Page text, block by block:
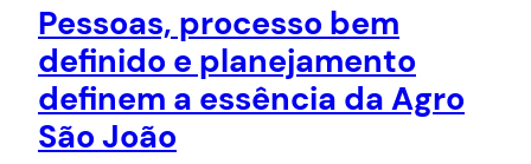
Pessoas, processo bem
definido e planejamento
definem a essência da Agro
São João